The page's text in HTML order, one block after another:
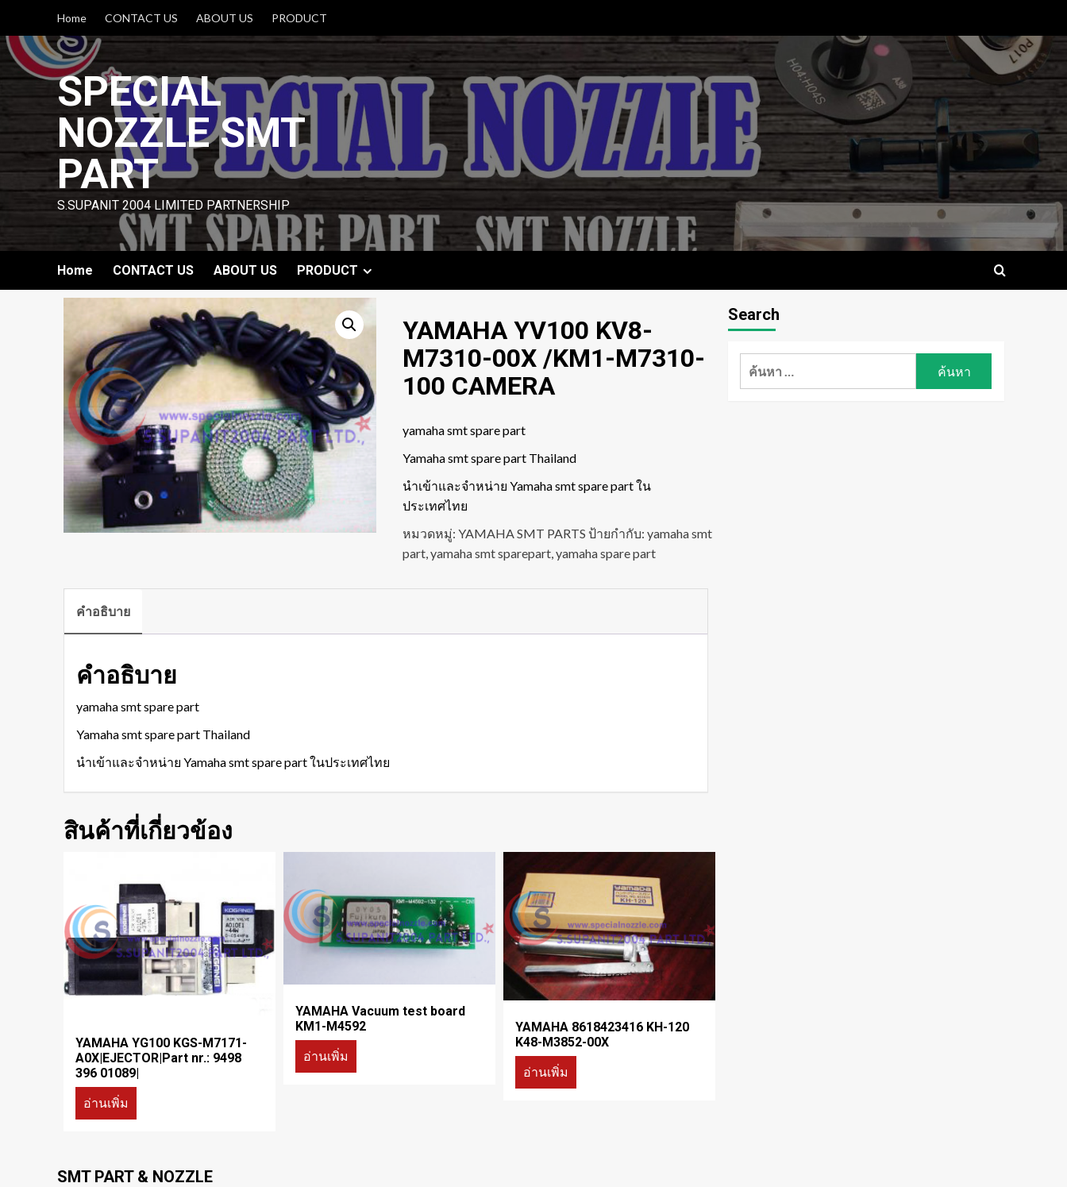
content
Home CONTACT US ABOUT US PRODUCT
SPECIAL
NOZZLE SMT
PART
S.SUPANIT 2004 LIMITED PARTNERSHIP
Home CONTACT US ABOUT US PRODUCT
YAMAHA YV100 KV8-
M7310-00X /KM1-M7310-
100 CAMERA
yamaha smt spare part
Yamaha smt spare part Thailand
นำเข้าและจำหน่าย Yamaha smt spare part ใน
ประเทศไทย
หมวดหมู่: YAMAHA SMT PARTS ป้ายกำกับ: yamaha smt
part,yamaha smt sparepart,yamaha spare part
คำอธิบาย
คำอธิบาย
yamaha smt spare part
Yamaha smt spare part Thailand
นำเข้าและจำหน่าย Yamaha smt spare part ในประเทศไทย
สินค้าที่เกี่ยวข้อง
YAMAHA YG100 KGS-M7171-
A0X|EJECTOR|Part nr.: 9498
396 01089|
อ่านเพิ่ม
YAMAHA Vacuum test board
KM1-M4592
อ่านเพิ่ม
YAMAHA 8618423416 KH-120
K48-M3852-00X
อ่านเพิ่ม
Search
ค้นหา
SMT PART & NOZZLE